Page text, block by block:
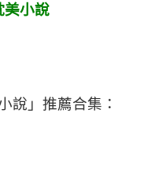
小說
說」推薦合集：